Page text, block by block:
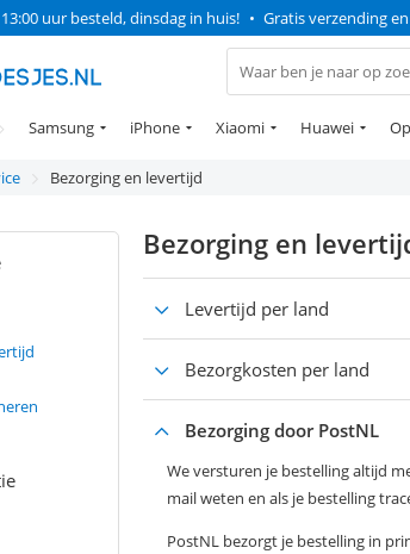
uur besteld, dinsdag in huis! • Gratis verzending
Samsung iPhone Xiaomi Huawei
Bezorging en levertijd
Bezorging en
Levertijd per land
Bezorgkosten per land
Bezorging door PostNL
We versturen je bestelling altijd
mail weten en als je bestelling
PostNL bezorgt je bestelling in